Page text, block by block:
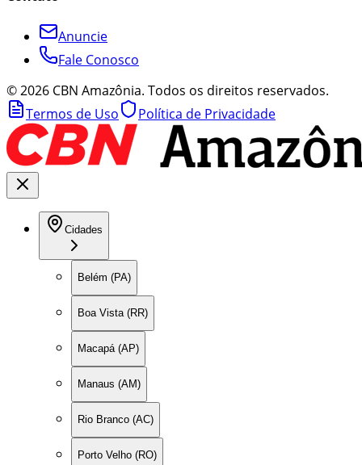
Anuncie
Fale Conosco
©2026 CBN Amazônia. Todos os direitos reservados.
Termos de Uso
Política de Privacidade
Cidades
Belém (PA)
Boa Vista (RR)
Macapá (AP)
Manaus (AM)
Rio Branco (AC)
Porto Velho (RO)